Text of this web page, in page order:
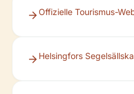
Offizielle Tourismus-
Helsingfors